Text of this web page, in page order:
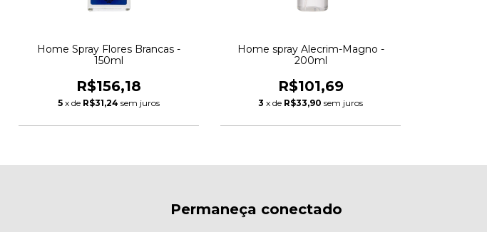
Home Spray Flores Brancas -
150ml
R$156,18
5 x de R$31,24 sem juros
Home spray Alecrim-Magno -
200ml
R$101,69
3 x de R$33,90 sem juros
Permaneça conectado